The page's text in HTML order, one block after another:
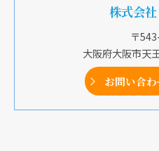
株式会
〒
大阪府大阪市天
お問い合